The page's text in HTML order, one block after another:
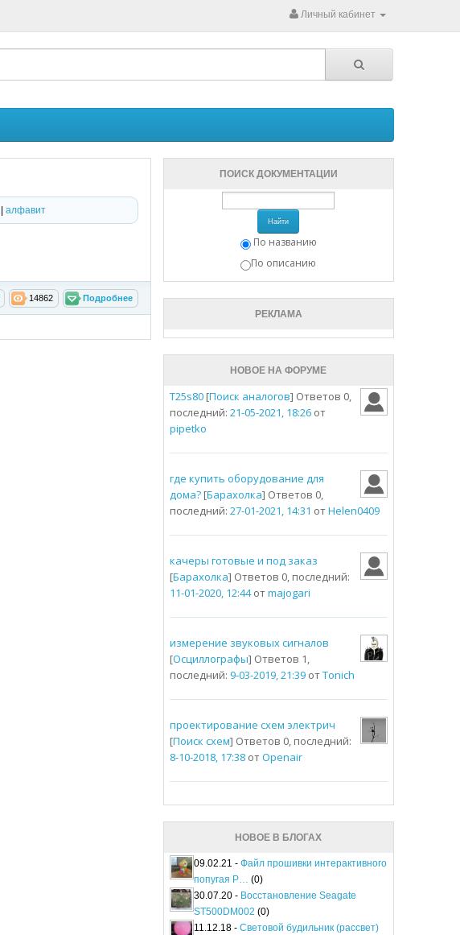
Личный кабинет
алфавит
Подробнее
14862
ПОИСК ДОКУМЕНТАЦИИ
Найти
По названию
По описанию
РЕКЛАМА
НОВОЕ НА ФОРУМЕ
T25s80[Поиск аналогов] Ответов 0,
последний: 21-05-2021, 18:26от
pipetko
где купить оборудование для
дома?[Барахолка] Ответов 0,
последний: 27-01-2021, 14:31 отHelen0409
качеры готовые и под заказ
[Барахолка] Ответов 0, последний:
11-01-2020, 12:44отmajogari
измерение звуковых сигналов
[Осциллографы] Ответов 1,
последний: 9-03-2019, 21:39отTonich
проектирование схем электрич
[Поиск схем] Ответов 0, последний:
8-10-2018, 17:38отOpenair
НОВОЕ В БЛОГАХ
09.02.21 - Файл прошивки интерактивного
попугая P… (0)
30.07.20 - Восстановление Seagate
ST500DM002 (0)
11.12.18 - Световой будильник (рассвет)